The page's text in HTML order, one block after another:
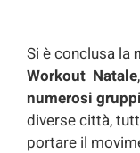
Si è conclusa la
Workout Natale
numerosi
diverse città,
portare il